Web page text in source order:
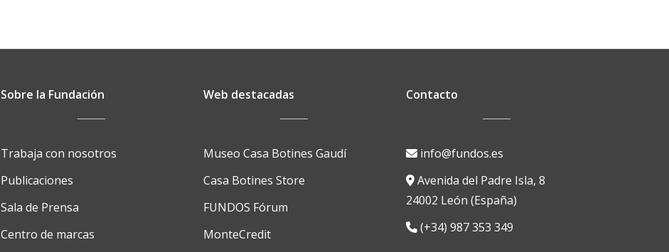
a
Sobrino
Sobre la Fundación
Trabaja con nosotros
Publicaciones
Sala de Prensa
Centro de marcas
Web destacadas
Museo Casa Botines Gaudí
Casa Botines Store
FUNDOS Fórum
MonteCredit
Contacto
info@fundos.es
Avenida del Padre Isla, 8
24002 León (España)
(+34) 987 353 349